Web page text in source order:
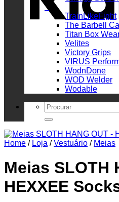
_
TrainLikeFight
The Barbell
Titan Box
Velites
Victory Grips
VIRUS
WodnDone
WOD Welder
Wodable
Search
for:
Home / Loja / Vestuário / Meias
Meias SLOTH
HEXXEE